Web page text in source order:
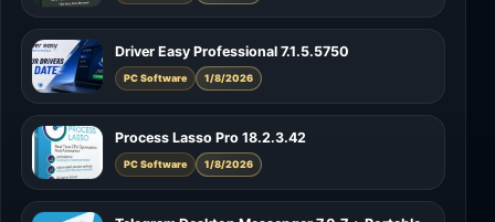
Driver Easy Professional 7.1.5.5750
PC Software 1/8/2026
Process Lasso Pro 18.2.3.42
PC Software 1/8/2026